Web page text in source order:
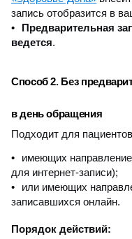
запись отобразится в
Предварительная
ведется.
Способ 2. Без
в день обращения
Подходит для
имеющих направление
для интернет-записи);
или имеющих
записавшихся онлайн.
Порядок действий: